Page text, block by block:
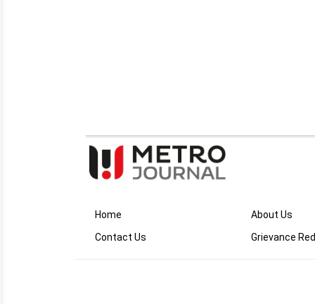
Home About Us
Contact Us
Grievance